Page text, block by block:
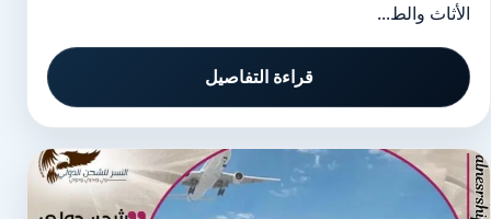
الأثاث والط...
قراءة التفاصيل